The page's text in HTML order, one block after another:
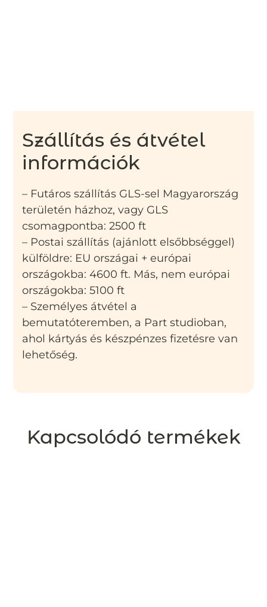
Szállítás és átvétel
információk
– Futáros szállítás GLS-sel Magyarország
területén házhoz, vagy GLS
csomagpontba: 2500 ft
– Postai szállítás (ajánlott elsőbbséggel)
külföldre: EU országai + európai
országokba: 4600 ft. Más, nem európai
országokba: 5100 ft
– Személyes átvétel a
bemutatóteremben, a Part studioban,
ahol kártyás és készpénzes fizetésre van
lehetőség.
Kapcsolódó termékek